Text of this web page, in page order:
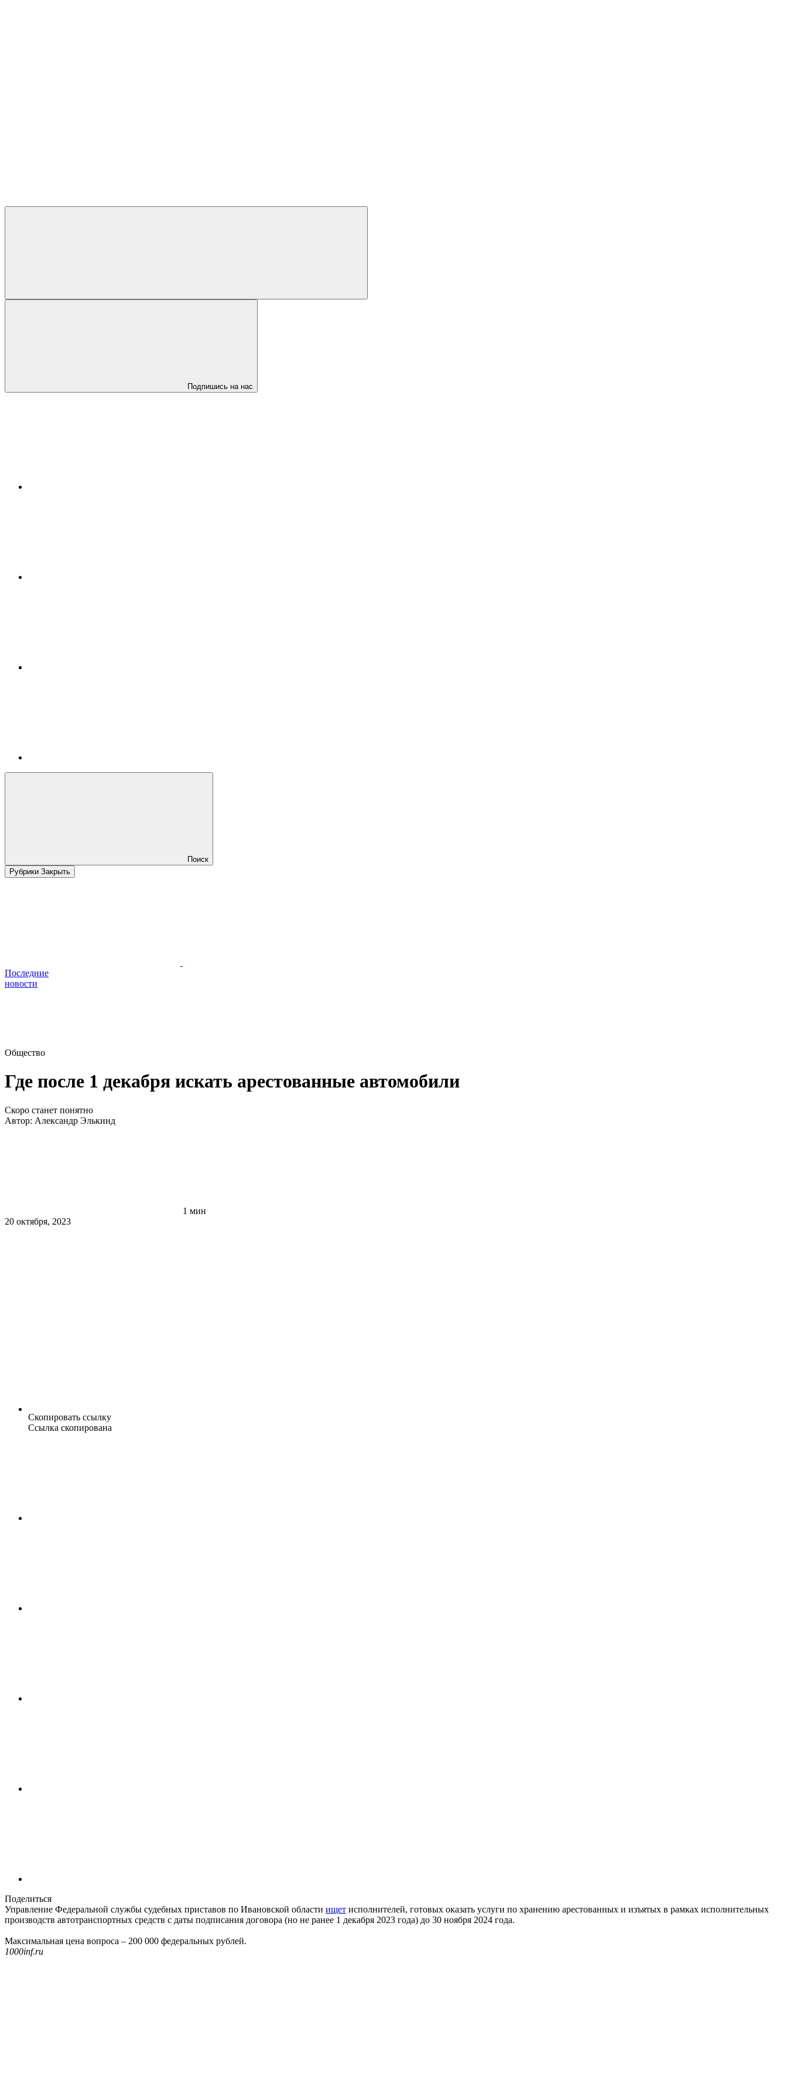
Подпишись на нас
Поиск
Рубрики Закрыть
Последние
новости
Общество
Где после 1 декабря искать арестованные автомобили
Скоро станет понятно
Автор: Александр Элькинд
1 мин
20 октября, 2023
Скопировать ссылку
Ссылка скопирована
Поделиться
Управление Федеральной службы судебных приставов по Ивановской области ищет исполнителей, готовых оказать услуги по хранению арестованных и изъятых в рамках исполнительных
производств автотранспортных средств с даты подписания договора (но не ранее 1 декабря 2023 года) до 30 ноября 2024 года.
Максимальная цена вопроса – 200 000 федеральных рублей.
1000inf.ru